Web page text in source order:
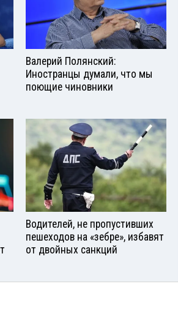
Валерий Полянский:
Иностранцы думали, что мы
поющие чиновники
Водителей, не пропустивших
пешеходов на «зебре», избавят
от двойных санкций